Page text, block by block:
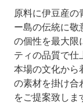
原料に伊豆産の
ー島の伝統に敬
の個性を最大限
ティの品質で仕
本場の文化から
の素材を掛け合
をご提案致しま